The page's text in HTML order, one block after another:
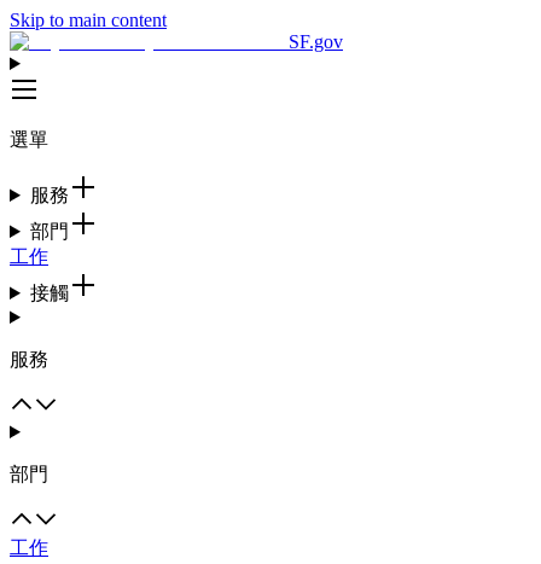
Skip to main content
SF.gov
選單
服務
部門
工作
接觸
服務
部門
工作